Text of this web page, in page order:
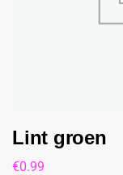
Lint groen
€0.99